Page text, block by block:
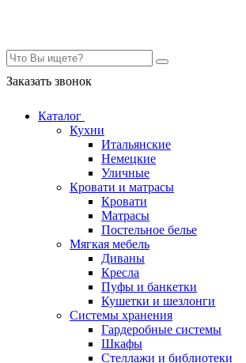
Заказать звонок
Каталог
Кухни
Итальянские
Немецкие
Уличные
Кровати и матрасы
Кровати
Матрасы
Постельное белье
Мягкая мебель
Диваны
Кресла
Пуфы и банкетки
Кушетки и шезлонги
Системы хранения
Гардеробные системы
Шкафы
Стеллажи и библиотеки